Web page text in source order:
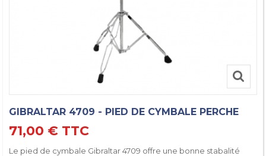
GIBRALTAR 4709 - PIED DE CYMBALE PERCHE
71,00 € TTC
Le pied de cymbale Gibraltar 4709 offre une bonne stabalité